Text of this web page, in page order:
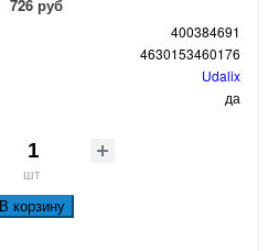
726 руб
400384691
4630153460176
Udalix
да
шт
В корзину